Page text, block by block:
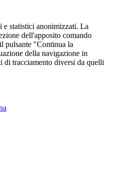
e statistici anonimizzati. La
dell'apposito comando
pulsante "Continua la
della navigazione in
di tracciamento diversi da quelli